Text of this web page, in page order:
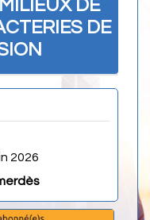
DE
DE
2026